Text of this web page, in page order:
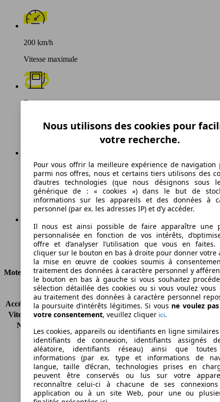
200 km/h
Vitesse maximale
Essence
133 g/km
Émissions de CO2 (combinées)*
Ø 5.7 l/100km
Consommation
Moteur et Puissance
KW (CH)
90 kW (122 PS)
Accélération (0-100 km/h) 9.0s
Vitesse maximale (km/h) 200 km/h
Nombre de vitesses
Couple
200 nm
Cylindrée
1595 ccm
Carburant
Essence
Cylindres
4
Transmission
Boîte manuelle
Type de traction
Traction
Nous utilisons des cookies pour
votre recherche.
Pour vous offrir la meilleure expérience de navigation
parmi nos offres, nous et certains tiers utilisons des
d’autres technologies (que nous désignons sous
générique de : « cookies ») dans le but de
informations sur les appareils et des données à
personnel (par ex. les adresses IP) et d’y accéder.
Il nous est ainsi possible de faire apparaître une
personnalisée en fonction de vos intérêts,
offre et d’analyser l’utilisation que vous en faites.
cliquer sur le bouton en bas à droite pour donner votre
la mise en œuvre de cookies soumis à
traitement des données à caractère personnel y
le bouton en bas à gauche si vous souhaitez
sélection détaillée des cookies ou si vous voulez vous
au traitement des données à caractère personnel
la poursuite d’intérêts légitimes. Si vous ne voulez
votre consentement, veuillez cliquer ici.
Les cookies, appareils ou identifiants en ligne
identifiants de connexion, identifiants assignés
aléatoire, identifiants réseau) ainsi que
informations (par ex. type et informations de
langue, taille d’écran, technologies prises en
peuvent être conservés ou lus sur votre
reconnaître celui-ci à chacune de ses
application ou à un site Web, pour une ou